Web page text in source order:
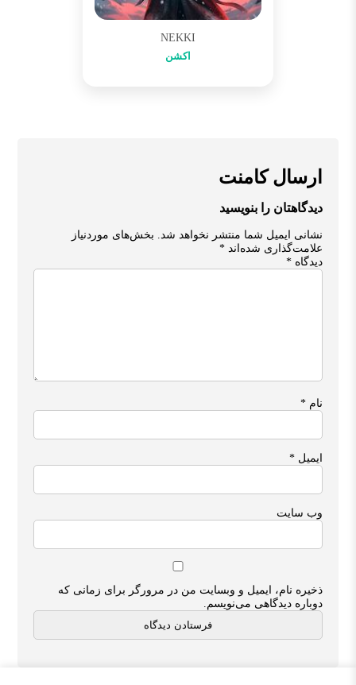
NEKKI
اکشن
ارسال کامنت
دیدگاهتان را بنویسید
نشانی ایمیل شما منتشر نخواهد شد. بخش‌های موردنیاز
علامت‌گذاری شده‌اند*
دیدگاه*
نام*
ایمیل*
وب‌ سایت
ذخیره نام، ایمیل و وبسایت من در مرورگر برای زمانی که
دوباره دیدگاهی می‌نویسم.